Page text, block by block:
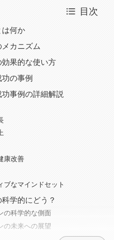
目次
は何か
カニズム
果的な使い方
の事例
事例の詳細解説
康改善
ブなマインドセット
学的にどう？
の科学的な側面
の未来への展望